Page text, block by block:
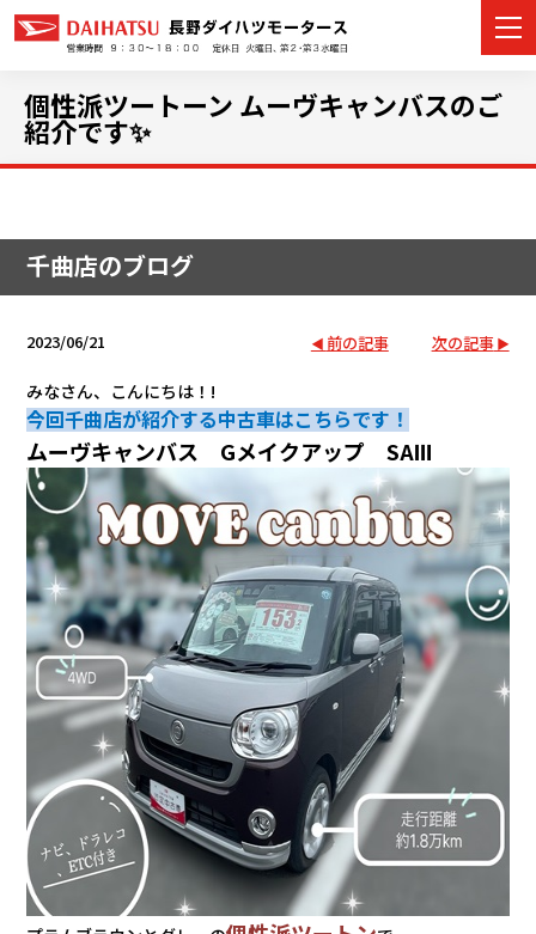
展示車・試乗車
店舗情報
ご購入者サポート
アフターサポート
会社情報
カタ
リコ
個性派ツートーン ムーヴキャンバスのご
紹介です✨
千曲店のブログ
2023/06/21 前の記事 次の記事
みなさん、こんにちは！!
今回千曲店が紹介する中古車はこちらです！
ムーヴキャンバス Gメイクアップ SAⅢ